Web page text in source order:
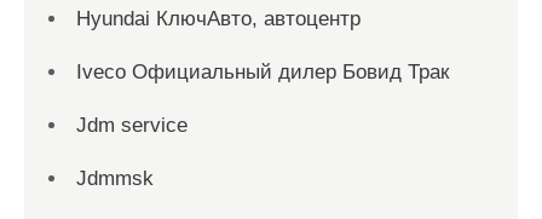
Hyundai КлючАвто, автоцентр
Iveco Официальный дилер Бовид Трак
Jdm service
Jdmmsk